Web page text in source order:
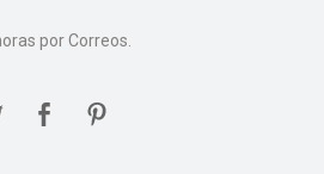
por Correos.